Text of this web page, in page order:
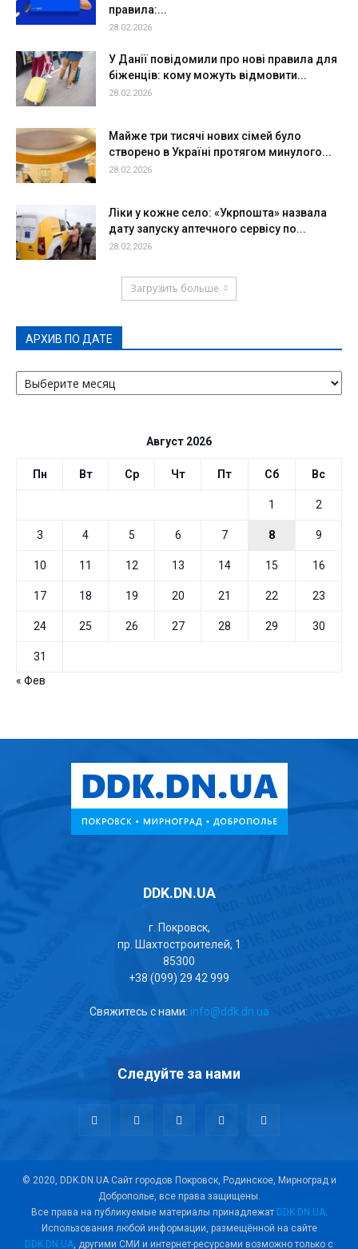
правила:...
28.02.2026
У Данії повідомили про нові правила для
біженців: кому можуть відмовити...
28.02.2026
Майже три тисячі нових сімей було
створено в Україні протягом минулого...
28.02.2026
Ліки у кожне село: «Укрпошта» назвала
дату запуску аптечного сервісу по...
28.02.2026
Загрузить больше
АРХИВ ПО ДАТЕ
АРХИВ
ПО
Август 2026
Пн Вт Ср Чт Пт Сб Вс
1 2
3 4 5 6 7 8 9
10 11 12 13 14 15 16
17 18 19 20 21 22 23
24 25 26 27 28 29 30
31
« Фев
DDK.DN.UA
г. Покровск,
пр. Шахтостроителей, 1
85300
+38 (099) 29 42 999
Свяжитесь с нами: info@ddk.dn.ua
Следуйте за нами
© 2020, DDK.DN.UA Сайт городов Покровск, Родинское, Мирноград и
Доброполье, все права защищены.
Все права на публикуемые материалы принадлежат DDK.DN.UA.
Использования любой информации, размещённой на сайте
DDK.DN.UA, другими СМИ и интернет-ресурсами возможно только с